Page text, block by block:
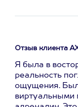
Отзыв клиента
Я была в
реальность
ощущения.
виртуальными